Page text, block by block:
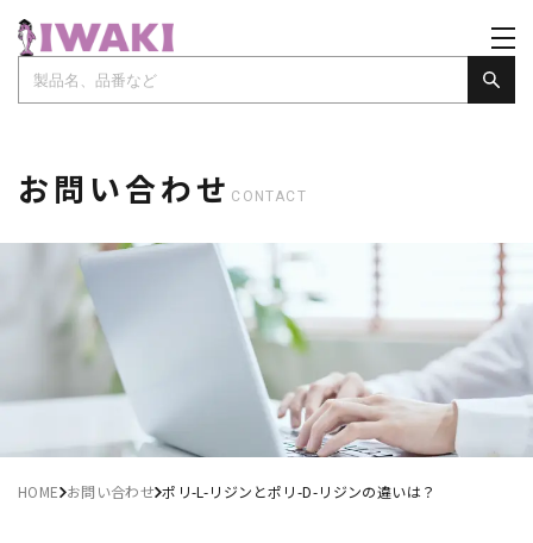
お問い合わせ CONTACT
HOME お問い合わせ ポリ-L-リジンとポリ-D-リジンの違いは？